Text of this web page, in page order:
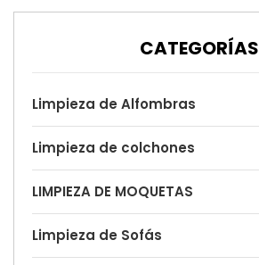
CATEGORÍAS
Limpieza de Alfombras
Limpieza de colchones
LIMPIEZA DE MOQUETAS
Limpieza de Sofás